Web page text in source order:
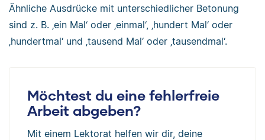
Ähnliche Ausdrücke mit unterschiedlicher Betonung
sind z. B. ‚ein Mal‘ oder ‚einmal‘, ‚hundert Mal‘ oder
‚hundertmal‘ und ‚tausend Mal‘ oder ‚tausendmal‘.
Möchtest du eine fehlerfreie
Arbeit abgeben?
Mit einem Lektorat helfen wir dir, deine